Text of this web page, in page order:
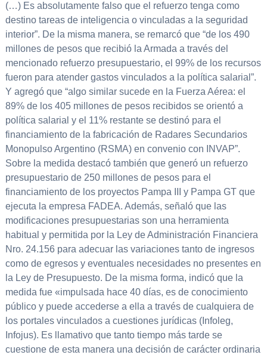
(…) Es absolutamente falso que el refuerzo tenga como
destino tareas de inteligencia o vinculadas a la seguridad
interior”. De la misma manera, se remarcó que “de los 490
millones de pesos que recibió la Armada a través del
mencionado refuerzo presupuestario, el 99% de los recursos
fueron para atender gastos vinculados a la política salarial”.
Y agregó que “algo similar sucede en la Fuerza Aérea: el
89% de los 405 millones de pesos recibidos se orientó a
política salarial y el 11% restante se destinó para el
financiamiento de la fabricación de Radares Secundarios
Monopulso Argentino (RSMA) en convenio con INVAP”.
Sobre la medida destacó también que generó un refuerzo
presupuestario de 250 millones de pesos para el
financiamiento de los proyectos Pampa III y Pampa GT que
ejecuta la empresa FADEA. Además, señaló que las
modificaciones presupuestarias son una herramienta
habitual y permitida por la Ley de Administración Financiera
Nro. 24.156 para adecuar las variaciones tanto de ingresos
como de egresos y eventuales necesidades no presentes en
la Ley de Presupuesto. De la misma forma, indicó que la
medida fue «impulsada hace 40 días, es de conocimiento
público y puede accederse a ella a través de cualquiera de
los portales vinculados a cuestiones jurídicas (Infoleg,
Infojus). Es llamativo que tanto tiempo más tarde se
cuestione de esta manera una decisión de carácter ordinaria